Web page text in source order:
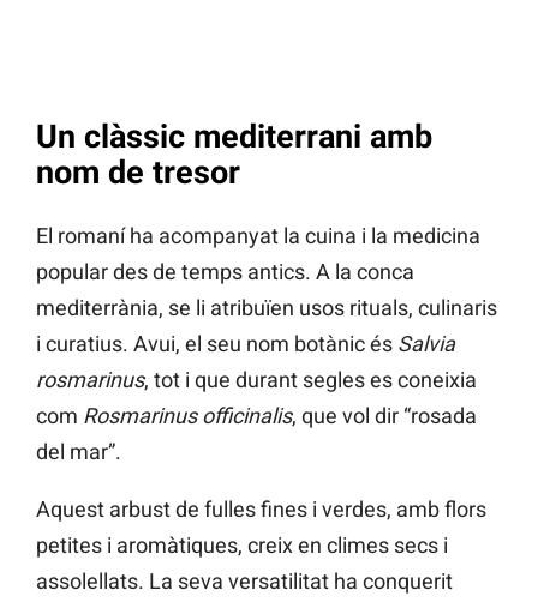
Un clàssic mediterrani amb
nom de tresor
El romaní ha acompanyat la cuina i la medicina
popular des de temps antics. A la conca
mediterrània, se li atribuïen usos rituals, culinaris
i curatius. Avui, el seu nom botànic és Salvia
rosmarinus, tot i que durant segles es coneixia
com Rosmarinus officinalis, que vol dir “rosada
del mar”.
Aquest arbust de fulles fines i verdes, amb flors
petites i aromàtiques, creix en climes secs i
assolellats. La seva versatilitat ha conquerit